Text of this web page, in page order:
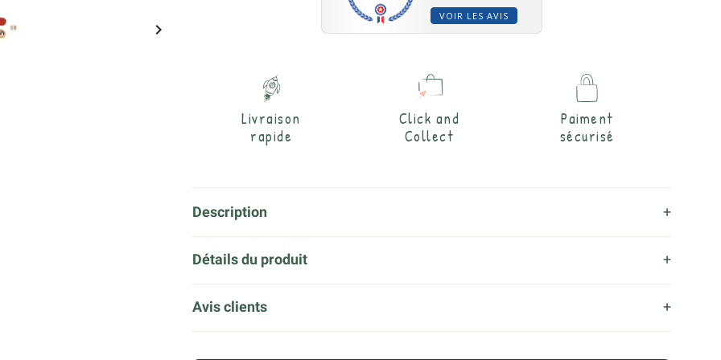

VOIR LES AVIS
Livraison
rapide
Click and
Collect
Paiment
sécurisé
Description
Détails du produit
Avis clients